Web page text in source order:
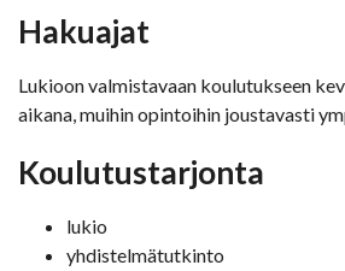
Hakuajat
Lukioon valmistavaan koulutukseen
aikana, muihin opintoihin joustavasti
Koulutustarjonta
lukio
yhdistelmätutkinto